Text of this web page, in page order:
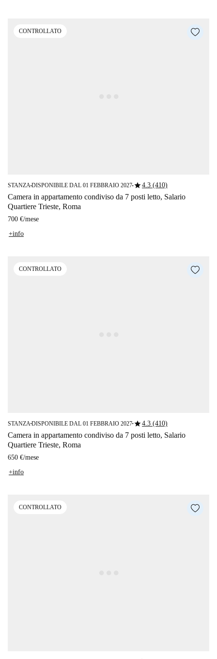
CONTROLLATO
STANZA■DISPONIBILE DAL 01 FEBBRAIO 2027■star4.3 (410)
Camera in appartamento condiviso da 7 posti letto, Salario
Quartiere Trieste, Roma
700 €/mese
+info
CONTROLLATO
STANZA■DISPONIBILE DAL 01 FEBBRAIO 2027■star4.3 (410)
Camera in appartamento condiviso da 7 posti letto, Salario
Quartiere Trieste, Roma
650 €/mese
+info
CONTROLLATO